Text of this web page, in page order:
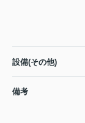
設備(その他)
備考